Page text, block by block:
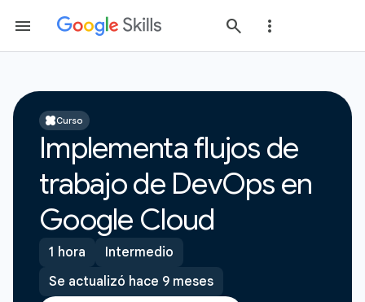
Curso
Implementa flujos de
trabajo de DevOps en
Google Cloud
1 hora
Intermedio
Se actualizó hace 9 meses